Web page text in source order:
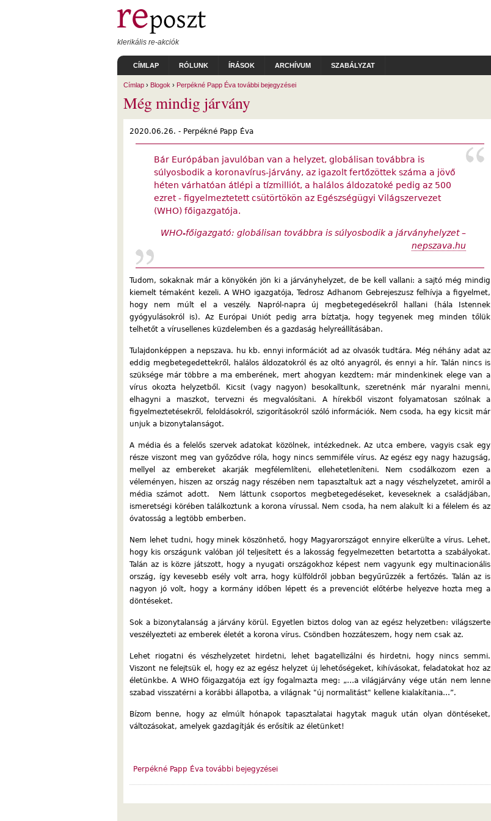
klerikális re-akciók
CÍMLAP RÓLUNK ÍRÁSOK ARCHÍVUM SZABÁLYZAT
Címlap › Blogok › Perpékné Papp Éva további bejegyzései
Még mindig járvány
2020.06.26. - Perpékné Papp Éva
Bár Európában javulóban van a helyzet, globálisan továbbra is
súlyosbodik a koronavírus-járvány, az igazolt fertőzöttek száma a jövő
héten várhatóan átlépi a tízmilliót, a halálos áldozatoké pedig az 500
ezret - figyelmeztetett csütörtökön az Egészségügyi Világszervezet
(WHO) főigazgatója.
WHO-főigazgató: globálisan továbbra is súlyosbodik a járványhelyzet –
nepszava.hu
Tudom, sokaknak már a könyökén jön ki a járványhelyzet, de be kell vallani: a sajtó még mindig
kiemelt témaként kezeli. A WHO igazgatója, Tedrosz Adhanom Gebrejeszusz felhívja a figyelmet,
hogy nem múlt el a veszély. Napról-napra új megbetegedésekről hallani (hála Istennek
gyógyulásokról is). Az Európai Uniót pedig arra bíztatja, hogy tegyenek meg minden tőlük
telhetőt a vírusellenes küzdelemben és a gazdaság helyreállításában.
Tulajdonképpen a nepszava. hu kb. ennyi információt ad az olvasók tudtára. Még néhány adat az
eddig megbetegedettekről, halálos áldozatokról és az oltó anyagról, és ennyi a hír. Talán nincs is
szüksége már többre a ma emberének, mert ahogyan kezdtem: már mindenkinek elege van a
vírus okozta helyzetből. Kicsit (vagy nagyon) besokalltunk, szeretnénk már nyaralni menni,
elhagyni a maszkot, tervezni és megvalósítani. A hírekből viszont folyamatosan szólnak a
figyelmeztetésekről, feloldásokról, szigorításokról szóló információk. Nem csoda, ha egy kicsit már
unjuk a bizonytalanságot.
A média és a felelős szervek adatokat közölnek, intézkednek. Az utca embere, vagyis csak egy
része viszont meg van győződve róla, hogy nincs semmiféle vírus. Az egész egy nagy hazugság,
mellyel az embereket akarják megfélemlíteni, ellehetetleníteni. Nem csodálkozom ezen a
véleményen, hiszen az ország nagy részében nem tapasztaltuk azt a nagy vészhelyzetet, amiről a
média számot adott. Nem láttunk csoportos megbetegedéseket, keveseknek a családjában,
ismeretségi körében találkoztunk a korona vírussal. Nem csoda, ha nem alakult ki a félelem és az
óvatosság a legtöbb emberben.
Nem lehet tudni, hogy minek köszönhető, hogy Magyarországot ennyire elkerülte a vírus. Lehet,
hogy kis országunk valóban jól teljesített és a lakosság fegyelmezetten betartotta a szabályokat.
Talán az is közre játszott, hogy a nyugati országokhoz képest nem vagyunk egy multinacionális
ország, így kevesebb esély volt arra, hogy külföldről jobban begyűrűzzék a fertőzés. Talán az is
nagyon jó volt, hogy a kormány időben lépett és a prevenciót előtérbe helyezve hozta meg a
döntéseket.
Sok a bizonytalanság a járvány körül. Egyetlen biztos dolog van az egész helyzetben: világszerte
veszélyezteti az emberek életét a korona vírus. Csöndben hozzáteszem, hogy nem csak az.
Lehet riogatni és vészhelyzetet hirdetni, lehet bagatellizálni és hirdetni, hogy nincs semmi.
Viszont ne felejtsük el, hogy ez az egész helyzet új lehetőségeket, kihívásokat, feladatokat hoz az
életünkbe. A WHO főigazgatója ezt így fogalmazta meg: „…a világjárvány vége után nem lenne
szabad visszatérni a korábbi állapotba, a világnak "új normalitást" kellene kialakítania…”.
Bízom benne, hogy az elmúlt hónapok tapasztalatai hagytak maguk után olyan döntéseket,
változásokat, amelyek gazdagítják és erősítik az életünket!
Perpékné Papp Éva további bejegyzései